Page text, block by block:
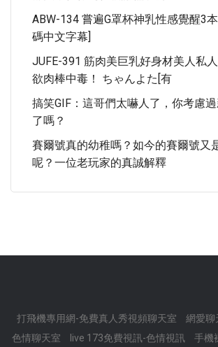
ABW-134 嘗遍G罩杯神乳性感覺醒3
碼中文字幕]
JUFE-391 筋肉美巨乳好身材美人私
欲肉棒中毒！ ちゃんよた[有
搞笑GIF：這哥們太嚇人了，你考慮
了嗎？
賽爾號真的幼稚嗎？如今的賽爾號又
呢？一位老玩家的真誠解釋
打飛機專用網-免費真人秀視頻聊天室 網愛聊
色情聊天室
live 173免費視訊-色情視訊 手機